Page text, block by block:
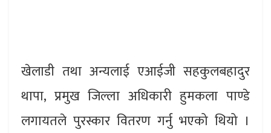
खेलाडी तथा अन्यलाई एआईजी सहकुलबहादुर
थापा, प्रमुख जिल्ला अधिकारी हुमकला पाण्डे
लगायतले पुरस्कार वितरण गर्नु भएको थियो ।